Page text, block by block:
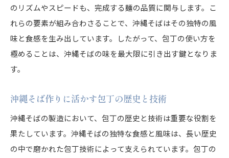
のリズムやスピードも、完成する麺の品質に関与します。こ
れらの要素が組み合わさることで、沖縄そばはその独特の風
味と食感を生み出しています。したがって、包丁の使い方を
極めることは、沖縄そばの味を最大限に引き出す鍵となりま
す。
沖縄そば作りに活かす包丁の歴史と技術
沖縄そばの製造において、包丁の歴史と技術は重要な役割を
果たしています。沖縄そばの独特な食感と風味は、長い歴史
の中で磨かれた包丁技術によって支えられています。包丁の